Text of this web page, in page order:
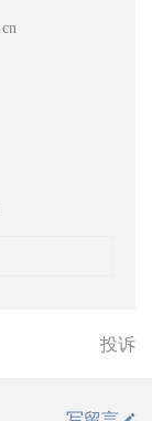
投诉